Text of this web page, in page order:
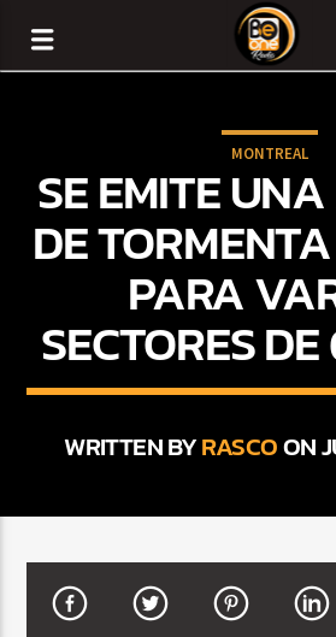
CURRENT TRACK
ARTIST
MONTREAL
SE EMITE
DE
PARA
SECTORES
WRITTEN BYRASCOON